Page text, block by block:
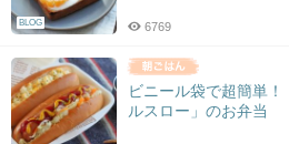
BLOG 6769
ビニール袋で超簡単
ルスロー」のお弁当